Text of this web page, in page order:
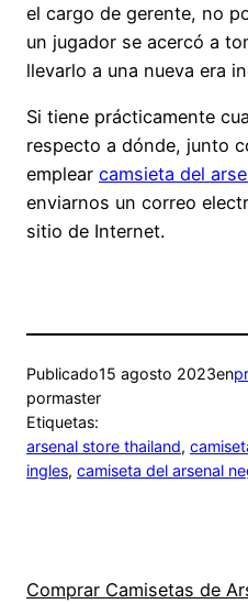
el cargo de gerente, no
un jugador se acercó a
llevarlo a una nueva era
Si tiene prácticamente
respecto a dónde, junto
emplear camsieta del
enviarnos un correo
sitio de Internet.
Publicado15 agosto 2023en
pormaster
Etiquetas:
arsenal store thailand,
ingles, camiseta del arsenal
Comprar Camisetas de